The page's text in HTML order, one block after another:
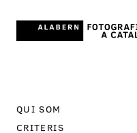
QUI SOM
CRITERIS